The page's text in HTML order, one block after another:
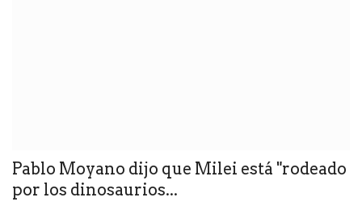
Pablo Moyano dijo que Milei está "rodeado
por los dinosaurios...